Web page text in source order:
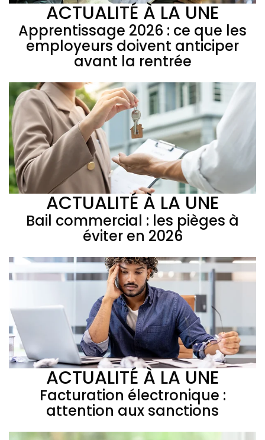
ACTUALITÉ À LA UNE
Apprentissage 2026 : ce que les
employeurs doivent anticiper
avant la rentrée
ACTUALITÉ À LA UNE
Bail commercial : les pièges à
éviter en 2026
ACTUALITÉ À LA UNE
Facturation électronique :
attention aux sanctions